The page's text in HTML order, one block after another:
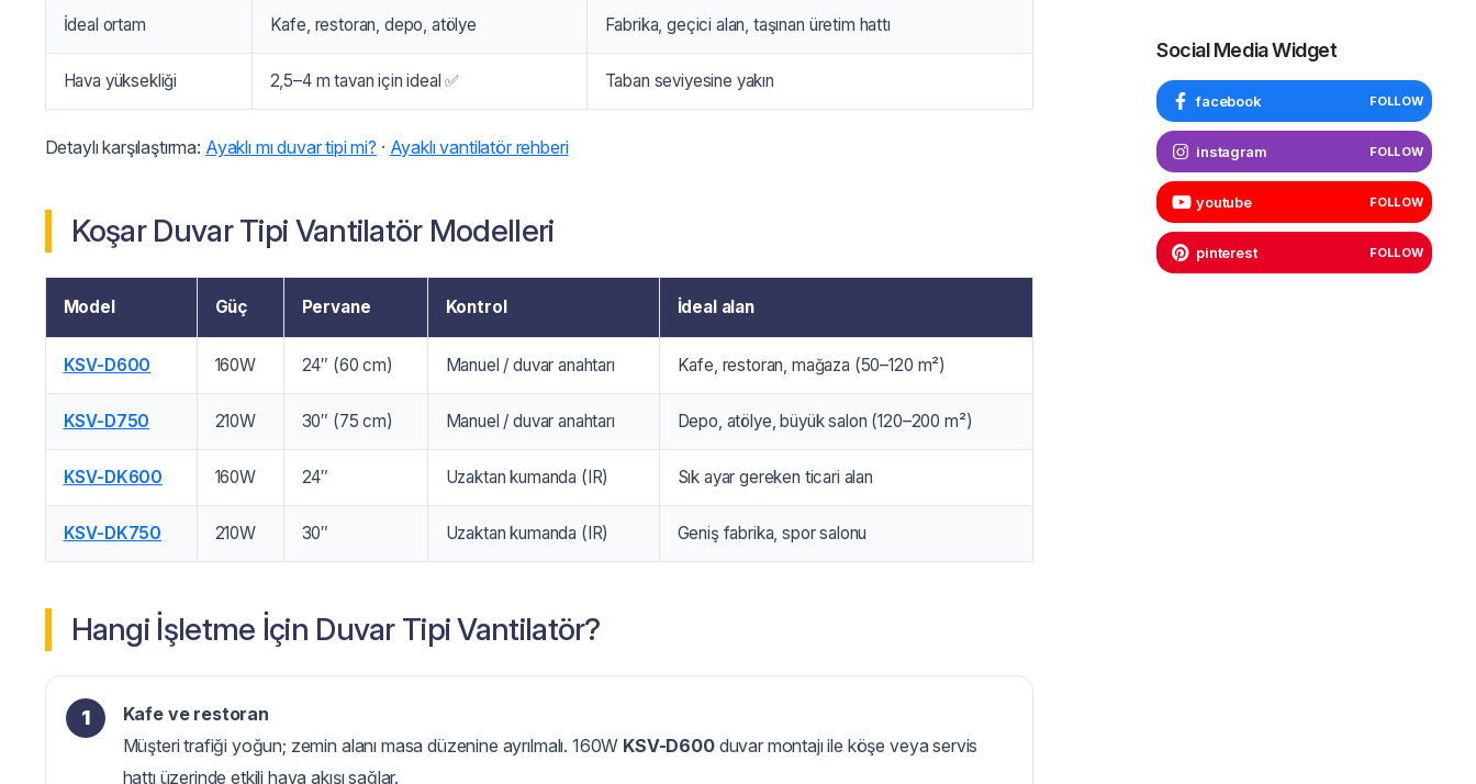
İdeal ortam Kafe, restoran, depo, atölye Fabrika, geçici alan, taşınan üretim hattı
Hava yüksekliği 2,5–4 m tavan için ideal ✅ Taban seviyesine yakın
Detaylı karşılaştırma: Ayaklı mı duvar tipi mi? · Ayaklı vantilatör rehberi
Koşar Duvar Tipi Vantilatör Modelleri
Model Güç Pervane Kontrol İdeal alan
KSV-D600 160W 24″ (60 cm) Manuel / duvar anahtarı Kafe, restoran, mağaza (50–120 m²)
KSV-D750 210W 30″ (75 cm) Manuel / duvar anahtarı Depo, atölye, büyük salon (120–200 m²)
KSV-DK600 160W 24″ Uzaktan kumanda (IR) Sık ayar gereken ticari alan
KSV-DK750 210W 30″ Uzaktan kumanda (IR) Geniş fabrika, spor salonu
Hangi İşletme İçin Duvar Tipi Vantilatör?
Kafe ve restoran
Müşteri trafiği yoğun; zemin alanı masa düzenine ayrılmalı. 160W KSV-D600duvar montajı ile köşe veya servis
hattı üzerinde etkili hava akışı sağlar.
Social Media Widget
facebook FOLLOW
instagram FOLLOW
youtube FOLLOW
pinterest FOLLOW